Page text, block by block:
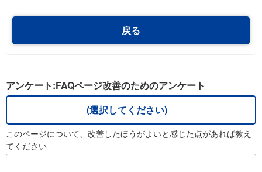
戻る
アンケート:FAQページ改善のためのアンケート
(選択してください)
このページについて、改善したほうがよいと感じた点があれば教え
てください